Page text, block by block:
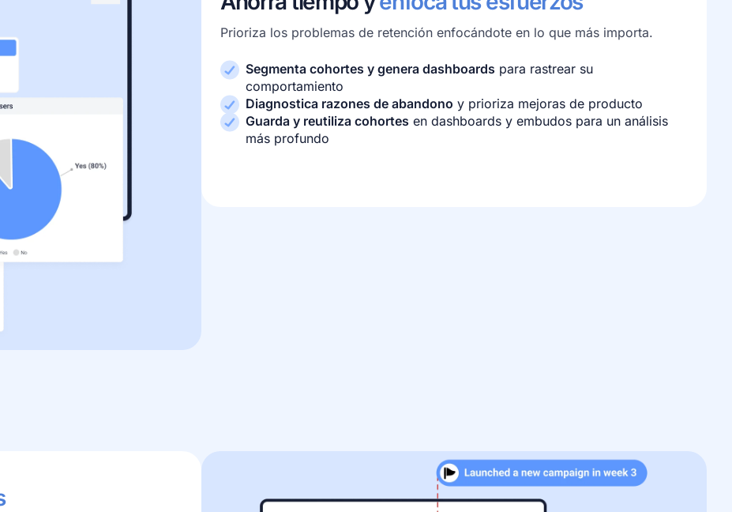
Prioriza los problemas de retención enfocándote en lo que más importa.
Segmenta cohortes y genera dashboards para rastrear su
comportamiento
Diagnostica razones de abandono y prioriza mejoras de producto
Guarda y reutiliza cohortes en dashboards y embudos para un análisis
más profundo